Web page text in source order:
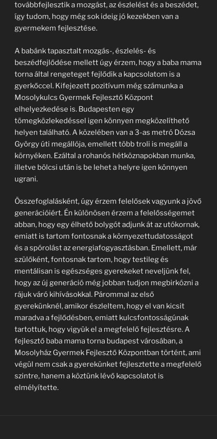
továbbfejlesztik a mozgást, az észlelést és a beszédet,
így tudom, hogy még sok ideig jó kezekben van a
gyermekem fejlesztése.
A babánk tapasztalt mozgás-, észlelés- és
beszédfejlődése mellett úgy érzem, hogy a baba mama
torna által rengeteget fejlődik a kapcsolatom is a
gyerkőccel. Kifejezett pozitívum még számunka a
Mosolykulcs Gyermek Fejlesztő Központ
elhelyezkedése is. Budapesten egy
tömegközlekedéssel igen könnyen megközelíthető
helyen található. A közelében van a 3-as metró Dózsa
György úti megállója, emellett több troli is megáll a
környéken. Ezáltal a rohanós hétköznapokban munka,
illetve bölcsi után is be lehet a helyre igen könnyen
ugrani.
Összefoglalásként, úgy érzem felelősek vagyunk a jövő
generációiért. Én különösen érzem a felelősségemet
abban, hogy egy élhető bolygót adjunk át az utókornak,
emiatt is tartom fontosnak a környezettudatosságot
és a spórolást az energiafogyasztásban. Emellett, már
szülőként, fontosnak tartom, hogy testileg és
mentálisan is egészséges gyerekeket neveljünk fel,
hogy az új generáció még jobban tudjon megbirkózni a
rájuk váró kihívásokkal. Párommal az első
gyerekünknél, amikor észleltem, hogy el van kicsit
maradva a fejlődésben, emiatt kulcsfontosságúnak
tartottuk, hogy vigyük el a megfelelő fejlesztésre. A
fejlesztő baba mama torna budapest városában, a
Mosolyház Gyermek Fejlesztő Központban történt, ami
végül nem csak a gyerekünket fejlesztette a megfelelő
szintre, hanem a köztünk lévő kapcsolatot is
elmélyítette.